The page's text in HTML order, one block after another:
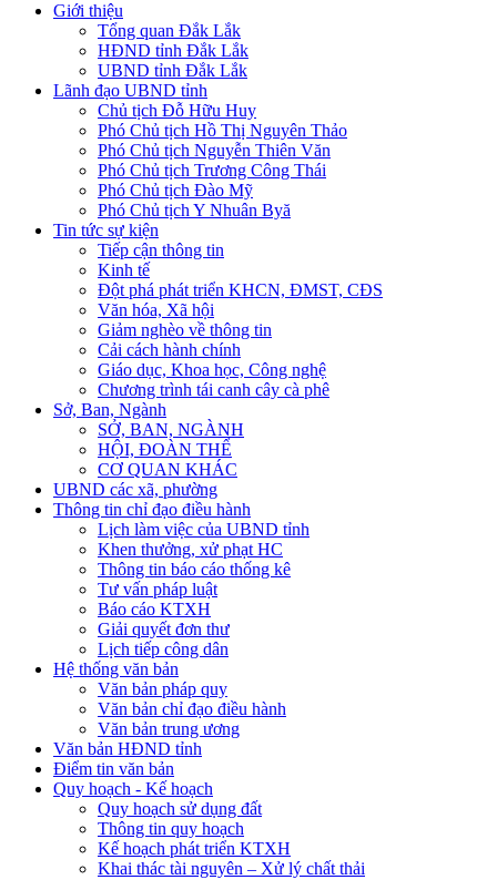
Giới thiệu
Tổng quan Đắk Lắk
HĐND tỉnh Đắk Lắk
UBND tỉnh Đắk Lắk
Lãnh đạo UBND tỉnh
Chủ tịch Đỗ Hữu Huy
Phó Chủ tịch Hồ Thị Nguyên Thảo
Phó Chủ tịch Nguyễn Thiên Văn
Phó Chủ tịch Trương Công Thái
Phó Chủ tịch Đào Mỹ
Phó Chủ tịch Y Nhuân Byă
Tin tức sự kiện
Tiếp cận thông tin
Kinh tế
Đột phá phát triển KHCN, ĐMST, CĐS
Văn hóa, Xã hội
Giảm nghèo về thông tin
Cải cách hành chính
Giáo dục, Khoa học, Công nghệ
Chương trình tái canh cây cà phê
Sở, Ban, Ngành
SỞ, BAN, NGÀNH
HỘI, ĐOÀN THỂ
CƠ QUAN KHÁC
UBND các xã, phường
Thông tin chỉ đạo điều hành
Lịch làm việc của UBND tỉnh
Khen thưởng, xử phạt HC
Thông tin báo cáo thống kê
Tư vấn pháp luật
Báo cáo KTXH
Giải quyết đơn thư
Lịch tiếp công dân
Hệ thống văn bản
Văn bản pháp quy
Văn bản chỉ đạo điều hành
Văn bản trung ương
Văn bản HĐND tỉnh
Điểm tin văn bản
Quy hoạch - Kế hoạch
Quy hoạch sử dụng đất
Thông tin quy hoạch
Kế hoạch phát triển KTXH
Khai thác tài nguyên – Xử lý chất thải